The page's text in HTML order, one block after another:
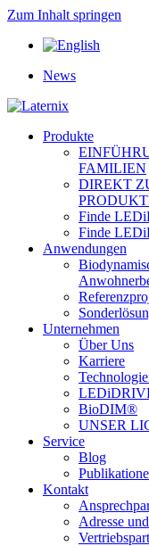
Zum Inhalt springen
News
Produkte
FAMILIEN
DIREKT
Finde
Finde
Anwendungen
Unternehmen
Über Uns
Karriere
BioDIM®
UNSER
Service
Blog
Kontakt
Adresse